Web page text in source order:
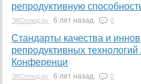
репродуктивную
ЭКОплод.ру 6 лет назад 0
​Стандарты качества и
репродуктивных
Конференци
ЭКОплод.ру 6 лет назад 0